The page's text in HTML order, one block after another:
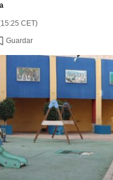
CET)
Guardar